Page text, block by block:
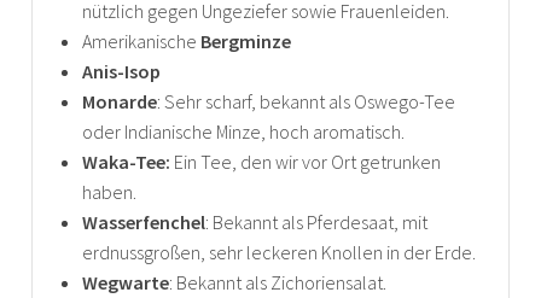
nützlich gegen Ungeziefer sowie Frauenleiden.
Amerikanische Bergminze
Anis-Isop
Monarde: Sehr scharf, bekannt als Oswego-Tee
oder Indianische Minze, hoch aromatisch.
Waka-Tee: Ein Tee, den wir vor Ort getrunken
haben.
Wasserfenchel: Bekannt als Pferdesaat, mit
erdnussgroßen, sehr leckeren Knollen in der Erde.
Wegwarte: Bekannt als Zichoriensalat.